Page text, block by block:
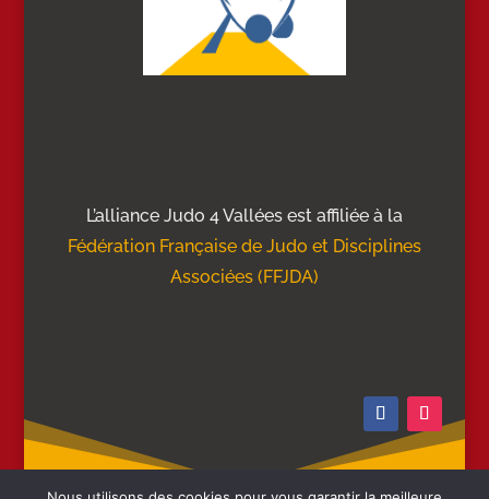
L’alliance Judo 4 Vallées est affiliée à la
Fédération Française de Judo et Disciplines
Associées (FFJDA)